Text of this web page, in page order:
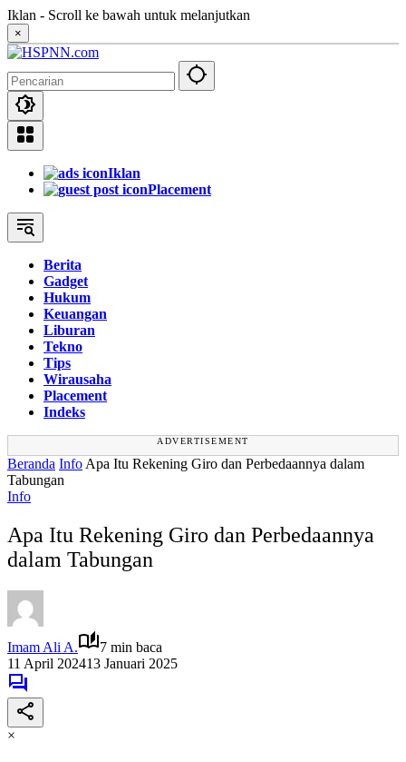
Langsung
ke
konten
Iklan - Scroll ke bawah untuk melanjutkan
×
Iklan
Placement
Berita
Gadget
Hukum
Keuangan
Liburan
Tekno
Tips
Wirausaha
Placement
Indeks
ADVERTISEMENT
Beranda Info Apa Itu Rekening Giro dan Perbedaannya dalam
Tabungan
Info
Apa Itu Rekening Giro dan Perbedaannya
dalam Tabungan
Imam Ali A.
7 min baca
11 April 202413 Januari 2025
×